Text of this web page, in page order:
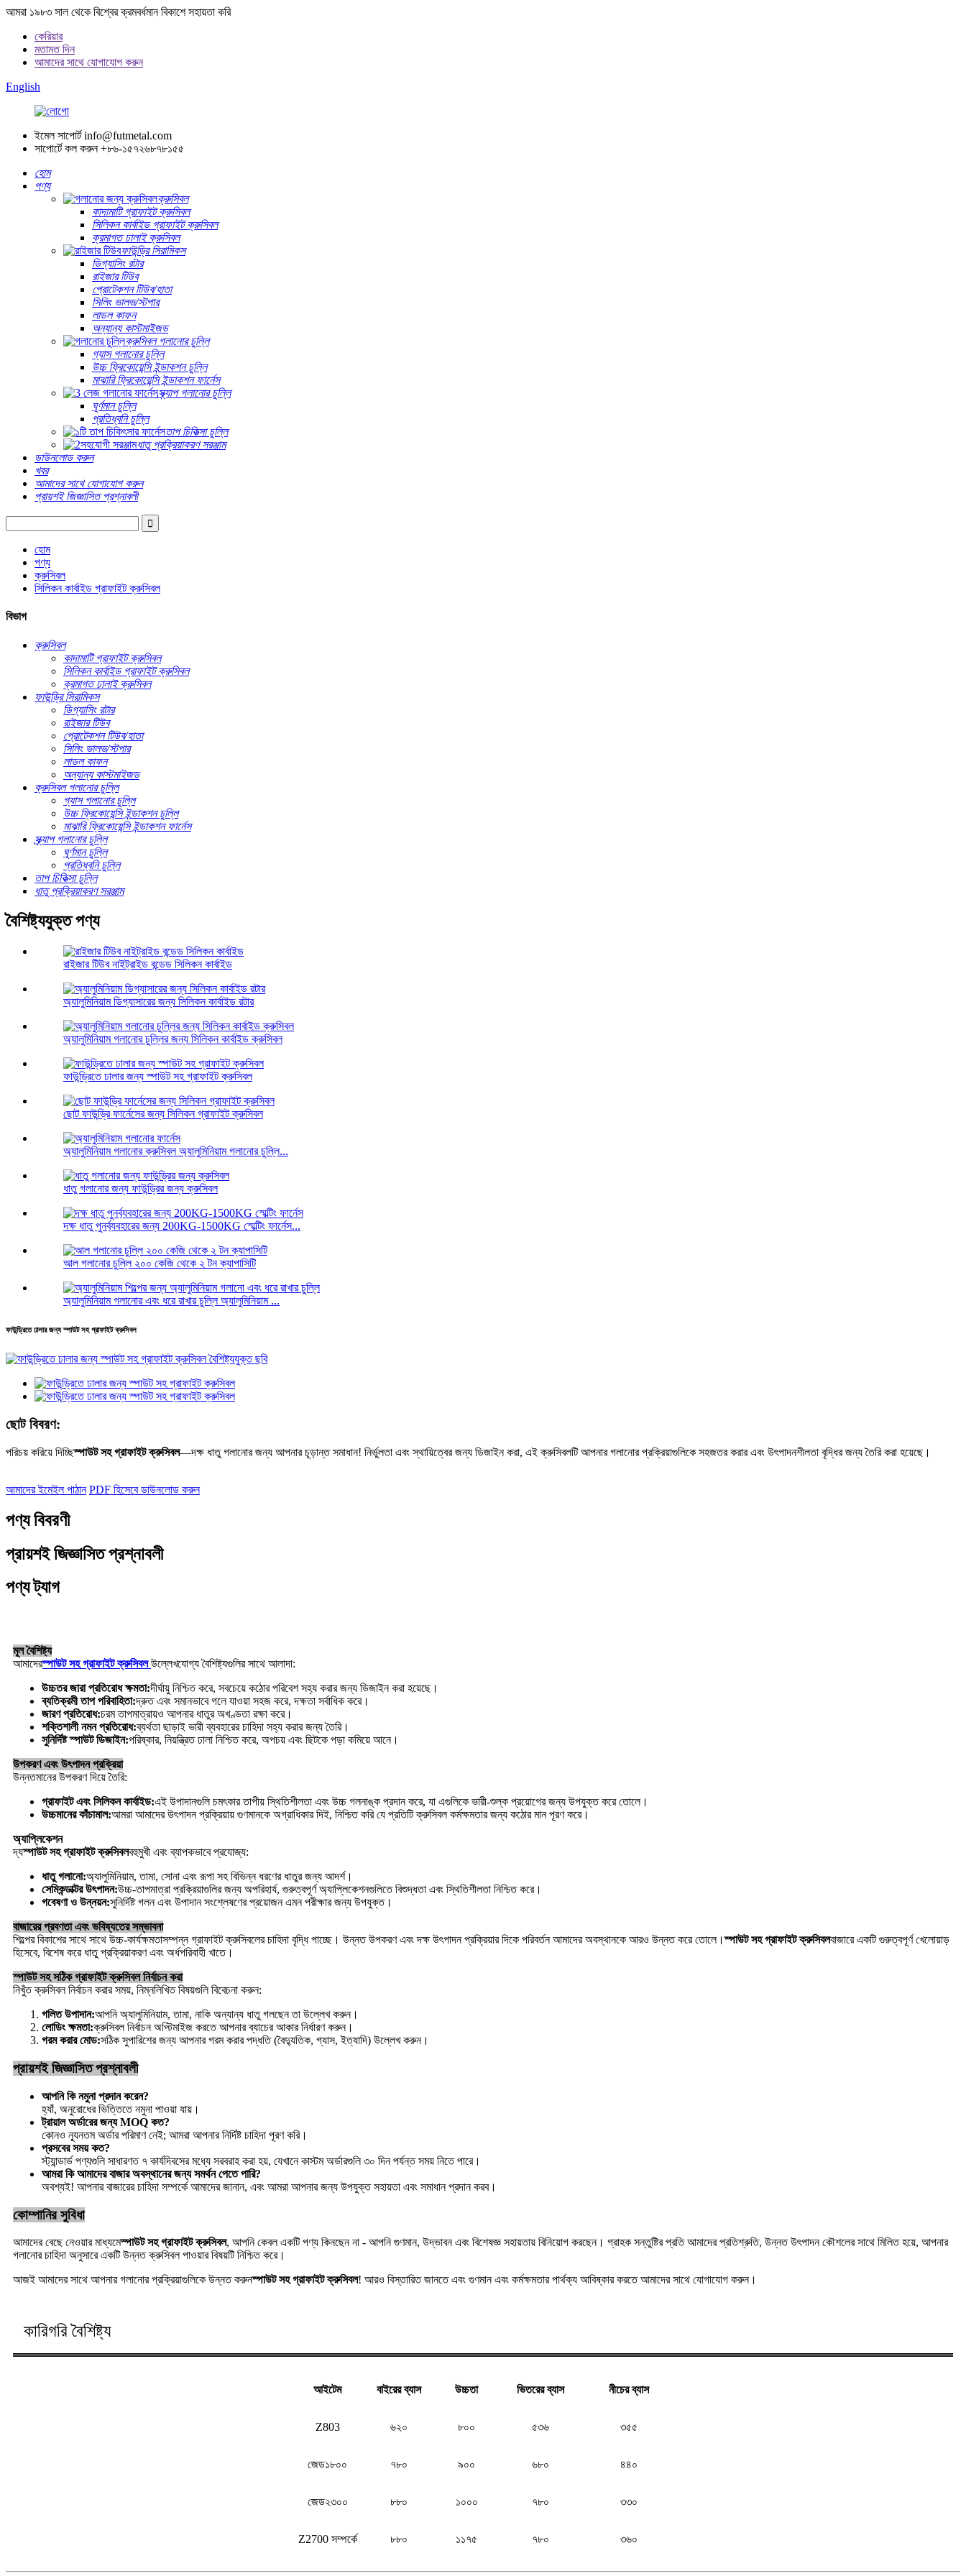
আমরা ১৯৮৩ সাল থেকে বিশ্বের ক্রমবর্ধমান বিকাশে সহায়তা করি
কেরিয়ার
মতামত দিন
আমাদের সাথে যোগাযোগ করুন
English
ইমেল সাপোর্ট info@futmetal.com
সাপোর্টে কল করুন +৮৬-১৫৭২৬৮৭৮১৫৫
হোম
পণ্য
ক্রুসিবল
কাদামাটি গ্রাফাইট ক্রুসিবল
সিলিকন কার্বাইড গ্রাফাইট ক্রুসিবল
ক্রমাগত ঢালাই ক্রুসিবল
ফাউন্ড্রি সিরামিকস
ডিগ্যাসিং রটার
রাইজার টিউব
প্রোটেকশন টিউব/হাতা
সিলিং ভালভ/স্টপার
লাডল কাফন
অন্যান্য কাস্টমাইজড
ক্রুসিবল গলানোর চুল্লি
গ্যাস গলানোর চুল্লি
উচ্চ ফ্রিকোয়েন্সি ইন্ডাকশন চুল্লি
মাঝারি ফ্রিকোয়েন্সি ইন্ডাকশন ফার্নেস
স্ক্র্যাপ গলানোর চুল্লি
ঘূর্ণমান চুল্লি
প্রতিধ্বনি চুল্লি
তাপ চিকিত্সা চুল্লি
ধাতু প্রক্রিয়াকরণ সরঞ্জাম
ডাউনলোড করুন
খবর
আমাদের সাথে যোগাযোগ করুন
প্রায়শই জিজ্ঞাসিত প্রশ্নাবলী
হোম
পণ্য
ক্রুসিবল
সিলিকন কার্বাইড গ্রাফাইট ক্রুসিবল
বিভাগ
ক্রুসিবল
কাদামাটি গ্রাফাইট ক্রুসিবল
সিলিকন কার্বাইড গ্রাফাইট ক্রুসিবল
ক্রমাগত ঢালাই ক্রুসিবল
ফাউন্ড্রি সিরামিকস
ডিগ্যাসিং রটার
রাইজার টিউব
প্রোটেকশন টিউব/হাতা
সিলিং ভালভ/স্টপার
লাডল কাফন
অন্যান্য কাস্টমাইজড
ক্রুসিবল গলানোর চুল্লি
গ্যাস গলানোর চুল্লি
উচ্চ ফ্রিকোয়েন্সি ইন্ডাকশন চুল্লি
মাঝারি ফ্রিকোয়েন্সি ইন্ডাকশন ফার্নেস
স্ক্র্যাপ গলানোর চুল্লি
ঘূর্ণমান চুল্লি
প্রতিধ্বনি চুল্লি
তাপ চিকিত্সা চুল্লি
ধাতু প্রক্রিয়াকরণ সরঞ্জাম
বৈশিষ্ট্যযুক্ত পণ্য
রাইজার টিউব নাইট্রাইড বন্ডেড সিলিকন কার্বাইড
অ্যালুমিনিয়াম ডিগ্যাসারের জন্য সিলিকন কার্বাইড রটার
অ্যালুমিনিয়াম গলানোর চুল্লির জন্য সিলিকন কার্বাইড ক্রুসিবল
ফাউন্ড্রিতে ঢালার জন্য স্পাউট সহ গ্রাফাইট ক্রুসিবল
ছোট ফাউন্ড্রি ফার্নেসের জন্য সিলিকন গ্রাফাইট ক্রুসিবল
অ্যালুমিনিয়াম গলানোর ক্রুসিবল অ্যালুমিনিয়াম গলানোর চুল্লি...
ধাতু গলানোর জন্য ফাউন্ড্রির জন্য ক্রুসিবল
দক্ষ ধাতু পুনর্ব্যবহারের জন্য 200KG-1500KG স্মেল্টিং ফার্নেস...
আল গলানোর চুল্লি ২০০ কেজি থেকে ২ টন ক্যাপাসিটি
অ্যালুমিনিয়াম গলানোর এবং ধরে রাখার চুল্লি অ্যালুমিনিয়াম ...
ফাউন্ড্রিতে ঢালার জন্য স্পাউট সহ গ্রাফাইট ক্রুসিবল
ছোট বিবরণ:
পরিচয় করিয়ে দিচ্ছিস্পাউট সহ গ্রাফাইট ক্রুসিবল—দক্ষ ধাতু গলানোর জন্য আপনার চূড়ান্ত সমাধান! নির্ভুলতা এবং স্থায়িত্বের জন্য ডিজাইন করা, এই ক্রুসিবলটি আপনার গলানোর প্রক্রিয়াগুলিকে সহজতর করার এবং উৎপাদনশীলতা বৃদ্ধির জন্য তৈরি করা হয়েছে।
আমাদের ইমেইল পাঠান PDF হিসেবে ডাউনলোড করুন
পণ্য বিবরণী
প্রায়শই জিজ্ঞাসিত প্রশ্নাবলী
পণ্য ট্যাগ
মূল বৈশিষ্ট্য
আমাদেরস্পাউট সহ গ্রাফাইট ক্রুসিবল উল্লেখযোগ্য বৈশিষ্ট্যগুলির সাথে আলাদা:
উচ্চতর জারা প্রতিরোধ ক্ষমতা:দীর্ঘায়ু নিশ্চিত করে, সবচেয়ে কঠোর পরিবেশ সহ্য করার জন্য ডিজাইন করা হয়েছে।
ব্যতিক্রমী তাপ পরিবাহিতা:দ্রুত এবং সমানভাবে গলে যাওয়া সহজ করে, দক্ষতা সর্বাধিক করে।
জারণ প্রতিরোধ:চরম তাপমাত্রায়ও আপনার ধাতুর অখণ্ডতা রক্ষা করে।
শক্তিশালী নমন প্রতিরোধ:ব্যর্থতা ছাড়াই ভারী ব্যবহারের চাহিদা সহ্য করার জন্য তৈরি।
সুনির্দিষ্ট স্পাউট ডিজাইন:পরিষ্কার, নিয়ন্ত্রিত ঢালা নিশ্চিত করে, অপচয় এবং ছিটকে পড়া কমিয়ে আনে।
উপকরণ এবং উৎপাদন প্রক্রিয়া
উন্নতমানের উপকরণ দিয়ে তৈরি:
গ্রাফাইট এবং সিলিকন কার্বাইড:এই উপাদানগুলি চমৎকার তাপীয় স্থিতিশীলতা এবং উচ্চ গলনাঙ্ক প্রদান করে, যা এগুলিকে ভারী-শুল্ক প্রয়োগের জন্য উপযুক্ত করে তোলে।
উচ্চমানের কাঁচামাল:আমরা আমাদের উৎপাদন প্রক্রিয়ায় গুণমানকে অগ্রাধিকার দিই, নিশ্চিত করি যে প্রতিটি ক্রুসিবল কর্মক্ষমতার জন্য কঠোর মান পূরণ করে।
অ্যাপ্লিকেশন
দ্যস্পাউট সহ গ্রাফাইট ক্রুসিবলবহুমুখী এবং ব্যাপকভাবে প্রযোজ্য:
ধাতু গলানো:অ্যালুমিনিয়াম, তামা, সোনা এবং রূপা সহ বিভিন্ন ধরণের ধাতুর জন্য আদর্শ।
সেমিকন্ডাক্টর উৎপাদন:উচ্চ-তাপমাত্রা প্রক্রিয়াগুলির জন্য অপরিহার্য, গুরুত্বপূর্ণ অ্যাপ্লিকেশনগুলিতে বিশুদ্ধতা এবং স্থিতিশীলতা নিশ্চিত করে।
গবেষণা ও উন্নয়ন:সুনির্দিষ্ট গলন এবং উপাদান সংশ্লেষণের প্রয়োজন এমন পরীক্ষার জন্য উপযুক্ত।
বাজারের প্রবণতা এবং ভবিষ্যতের সম্ভাবনা
শিল্পের বিকাশের সাথে সাথে উচ্চ-কার্যক্ষমতাসম্পন্ন গ্রাফাইট ক্রুসিবলের চাহিদা বৃদ্ধি পাচ্ছে। উন্নত উপকরণ এবং দক্ষ উৎপাদন প্রক্রিয়ার দিকে পরিবর্তন আমাদের অবস্থানকে আরও উন্নত করে তোলে।স্পাউট সহ গ্রাফাইট ক্রুসিবলবাজারে একটি গুরুত্বপূর্ণ খেলোয়াড়
হিসেবে, বিশেষ করে ধাতু প্রক্রিয়াকরণ এবং অর্ধপরিবাহী খাতে।
স্পাউট সহ সঠিক গ্রাফাইট ক্রুসিবল নির্বাচন করা
নিখুঁত ক্রুসিবল নির্বাচন করার সময়, নিম্নলিখিত বিষয়গুলি বিবেচনা করুন:
গলিত উপাদান:আপনি অ্যালুমিনিয়াম, তামা, নাকি অন্যান্য ধাতু গলছেন তা উল্লেখ করুন।
লোডিং ক্ষমতা:ক্রুসিবল নির্বাচন অপ্টিমাইজ করতে আপনার ব্যাচের আকার নির্ধারণ করুন।
গরম করার মোড:সঠিক সুপারিশের জন্য আপনার গরম করার পদ্ধতি (বৈদ্যুতিক, গ্যাস, ইত্যাদি) উল্লেখ করুন।
প্রায়শই জিজ্ঞাসিত প্রশ্নাবলী
আপনি কি নমুনা প্রদান করেন?
হ্যাঁ, অনুরোধের ভিত্তিতে নমুনা পাওয়া যায়।
ট্রায়াল অর্ডারের জন্য MOQ কত?
কোনও ন্যূনতম অর্ডার পরিমাণ নেই; আমরা আপনার নির্দিষ্ট চাহিদা পূরণ করি।
প্রসবের সময় কত?
স্ট্যান্ডার্ড পণ্যগুলি সাধারণত ৭ কার্যদিবসের মধ্যে সরবরাহ করা হয়, যেখানে কাস্টম অর্ডারগুলি ৩০ দিন পর্যন্ত সময় নিতে পারে।
আমরা কি আমাদের বাজার অবস্থানের জন্য সমর্থন পেতে পারি?
অবশ্যই! আপনার বাজারের চাহিদা সম্পর্কে আমাদের জানান, এবং আমরা আপনার জন্য উপযুক্ত সহায়তা এবং সমাধান প্রদান করব।
কোম্পানির সুবিধা
আমাদের বেছে নেওয়ার মাধ্যমেস্পাউট সহ গ্রাফাইট ক্রুসিবল, আপনি কেবল একটি পণ্য কিনছেন না - আপনি গুণমান, উদ্ভাবন এবং বিশেষজ্ঞ সহায়তায় বিনিয়োগ করছেন। গ্রাহক সন্তুষ্টির প্রতি আমাদের প্রতিশ্রুতি, উন্নত উৎপাদন কৌশলের সাথে মিলিত হয়ে, আপনার
গলানোর চাহিদা অনুসারে একটি উন্নত ক্রুসিবল পাওয়ার বিষয়টি নিশ্চিত করে।
আজই আমাদের সাথে আপনার গলানোর প্রক্রিয়াগুলিকে উন্নত করুনস্পাউট সহ গ্রাফাইট ক্রুসিবল! আরও বিস্তারিত জানতে এবং গুণমান এবং কর্মক্ষমতার পার্থক্য আবিষ্কার করতে আমাদের সাথে যোগাযোগ করুন।
কারিগরি বৈশিষ্ট্য
আইটেম বাইরের ব্যাস উচ্চতা ভিতরের ব্যাস নীচের ব্যাস
Z803 ৬২০ ৮০০ ৫৩৬ ৩৫৫
জেড১৮০০ ৭৮০ ৯০০ ৬৮০ ৪৪০
জেড২৩০০ ৮৮০ ১০০০ ৭৮০ ৩৩০
Z2700 সম্পর্কে ৮৮০ ১১৭৫ ৭৮০ ৩৬০